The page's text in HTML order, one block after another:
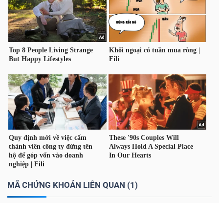
MÃ CHỨNG KHOÁN LIÊN QUAN (1)
THÔNG
TIN
DỊCH
VỤ
TRUYỀN
THÔNG
TIỆN
ÍCH